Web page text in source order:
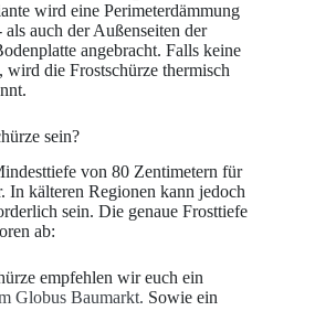
wird eine Perimeterdämmung
auch der Außenseiten der
angebracht. Falls keine
die Frostschürze thermisch
sein?
von 80 Zentimetern für
In kälteren Regionen kann jedoch
sein. Die genaue Frosttiefe
ab:
empfehlen wir euch ein
Globus Baumarkt. Sowie ein